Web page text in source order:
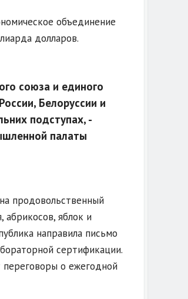
объединение
долларов.
союза и единого
Белоруссии и
подступах, -
палаты
продовольственный
абрикосов, яблок и
направила письмо
сертификации.
о ежегодной